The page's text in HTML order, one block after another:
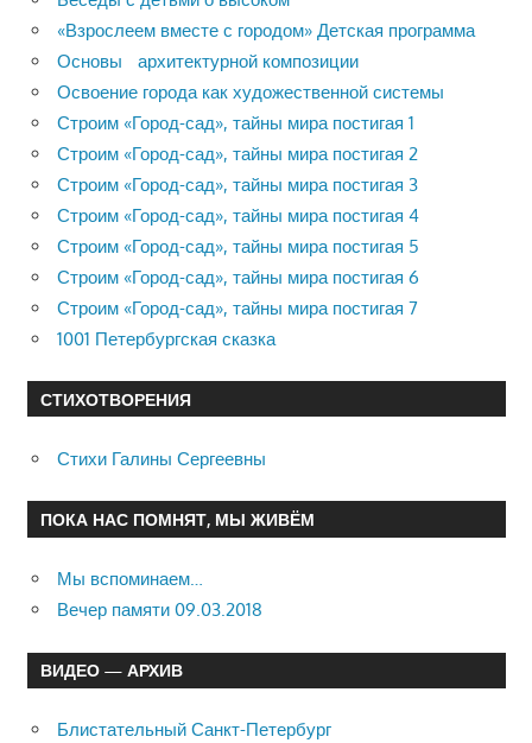
«Взрослеем вместе с городом» Детская программа
Основы архитектурной композиции
Освоение города как художественной системы
Строим «Город-сад», тайны мира постигая 1
Строим «Город-сад», тайны мира постигая 2
Строим «Город-сад», тайны мира постигая 3
Строим «Город-сад», тайны мира постигая 4
Строим «Город-сад», тайны мира постигая 5
Строим «Город-сад», тайны мира постигая 6
Строим «Город-сад», тайны мира постигая 7
1001 Петербургская сказка
СТИХОТВОРЕНИЯ
Стихи Галины Сергеевны
ПОКА НАС ПОМНЯТ, МЫ ЖИВЁМ
Мы вспоминаем…
Вечер памяти 09.03.2018
ВИДЕО — АРХИВ
Блистательный Санкт-Петербург